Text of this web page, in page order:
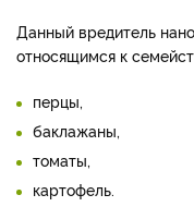
Данный вредитель
относящимся к
перцы,
баклажаны,
томаты,
картофель.